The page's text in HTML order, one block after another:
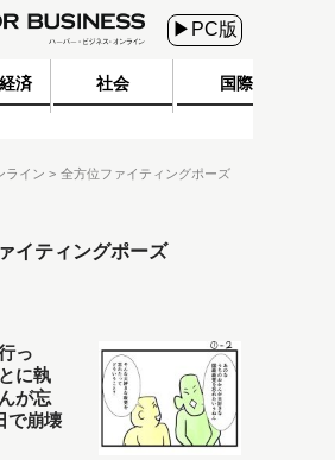
▶PC版
済 社会 国際
ライン 全方位ファイティングポーズ
イティングポーズ
っ
に執
が忘
で崩壊